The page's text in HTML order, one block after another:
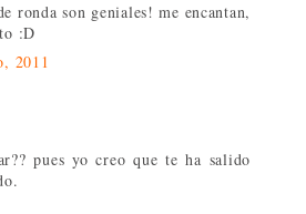
ronda son geniales! me encantan,
:D
2011
pues yo creo que te ha salido